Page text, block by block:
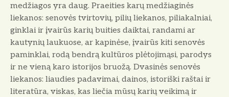
medžiagos yra daug. Praeities karų medžiaginės
liekanos: senovės tvirtovių, pilių liekanos, piliakalniai,
ginklai ir įvairūs karių buities daiktai, randami ar
kautynių laukuose, ar kapinėse, įvairūs kiti senovės
paminklai, rodą bendrą kultūros plėtojimąsi, parodys
ir ne vieną karo istorijos bruožą. Dvasinės senovės
liekanos: liaudies padavimai, dainos, istoriški raštai ir
literatūra, viskas, kas liečia mūsų karių veikimą ir